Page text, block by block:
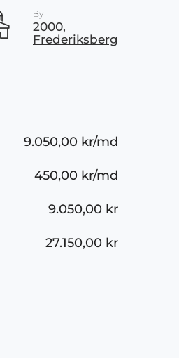
By
2000,
Frederiksberg
9.050,00 kr/md
450,00 kr/md
9.050,00 kr
27.150,00 kr